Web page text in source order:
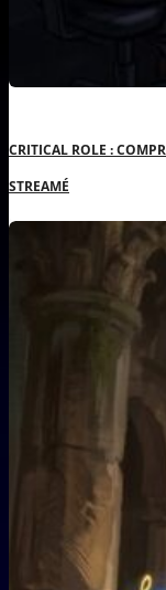
CRITICAL ROLE :
STREAMÉ